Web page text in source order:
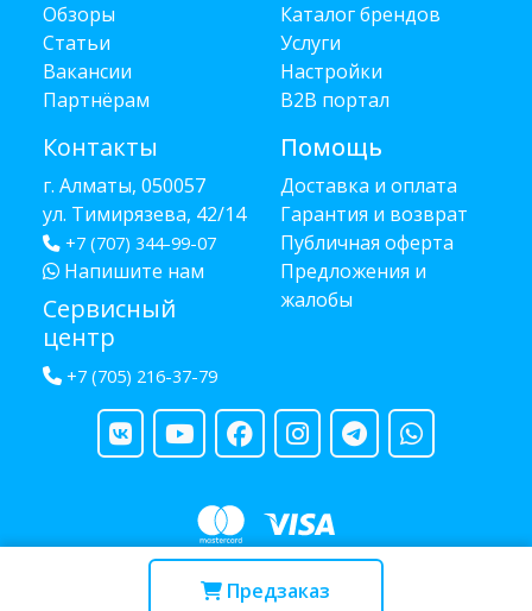
Предзаказ
Обзоры
Статьи
Вакансии
Партнёрам
Контакты
г. Алматы, 050057
ул. Тимирязева, 42/14
+7 (707) 344-99-07
Напишите нам
Сервисный
центр
+7 (705) 216-37-79
Каталог брендов
Услуги
Настройки
B2B портал
Помощь
Доставка и оплата
Гарантия и возврат
Публичная оферта
Предложения и
жалобы
Copyright © 2013 - 2026 RUBA - разработано